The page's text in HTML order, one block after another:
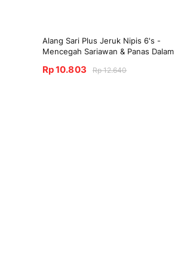
Alang Sari Plus Jeruk Nipis 6's -
Mencegah Sariawan & Panas Dalam
Rp 10.803 Rp 12.640